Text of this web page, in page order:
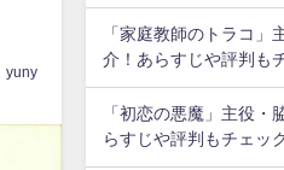
yuny
「家庭教師のトラコ」
介！あらすじや評判も
「初恋の悪魔」主役・
らすじや評判もチェッ